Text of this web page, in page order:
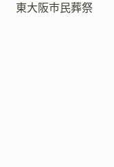
東大阪市民葬祭